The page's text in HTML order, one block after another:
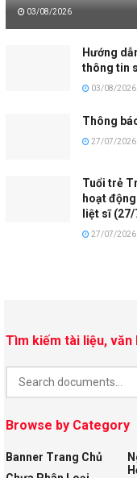
03/08/2026
Hướng
thông tin
03/08/2026
Thông
27/07/2026
Tuổi trẻ
hoạt
liệt sĩ
27/07/2026
Tìm kiếm tài liệu, văn
Document
Browse by Category
Banner Trang Chủ